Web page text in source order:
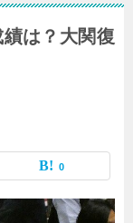
は？大関復
0